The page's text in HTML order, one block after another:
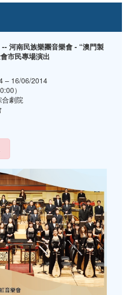
河南民族樂團音樂會 - “澳門製
市民專場演出
– 16/06/2014
）
劇院